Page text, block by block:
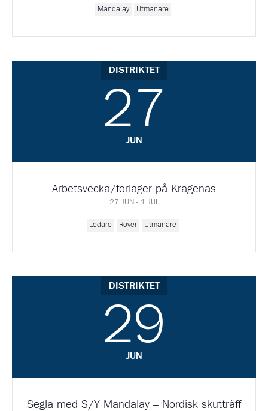
Mandalay Utmanare
DISTRIKTET
27
JUN
Arbetsvecka/förläger på Kragenäs
27 JUN - 1 JUL
Ledare Rover Utmanare
DISTRIKTET
29
JUN
Segla med S/Y Mandalay – Nordisk skutträff